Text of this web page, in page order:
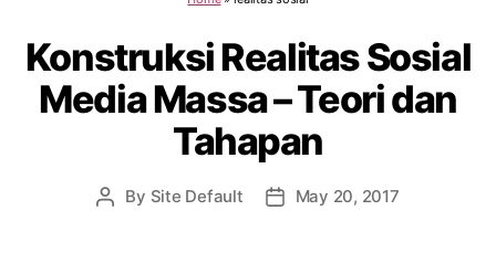
Konstruksi Realitas Sosial
Media Massa – Teori dan
Tahapan
Post
By Site Default
PostMay 20, 2017